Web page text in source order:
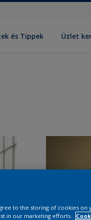
és Tippek Üzlet
to the storing of cookies
in our marketing efforts.